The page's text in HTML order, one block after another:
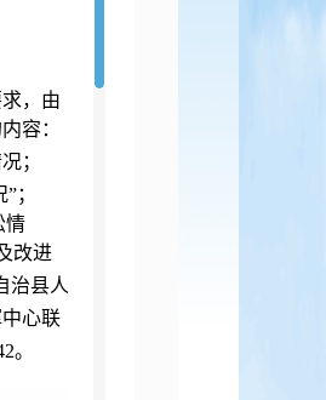
，由
容：
；
；
情
改进
治县人
心联
。